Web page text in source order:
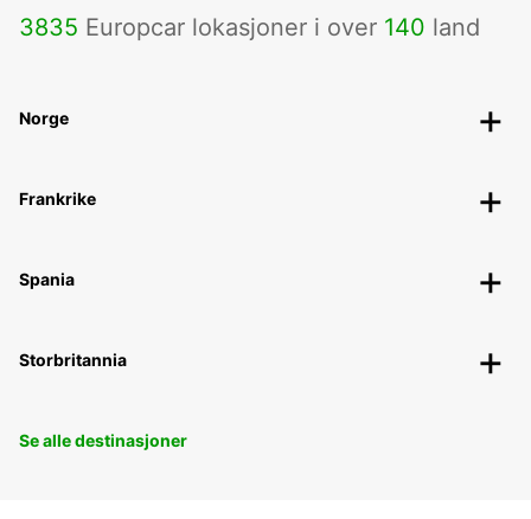
3835 Europcar lokasjoner i over 140 land
Norge
Frankrike
Spania
Storbritannia
Se alle destinasjoner